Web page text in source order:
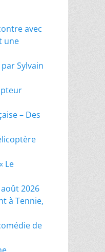
avec
une
Sylvain
– Des
Le
2026
à Tennie,
de